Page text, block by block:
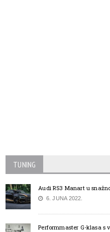
TUNING
Audi RS3 Manart u
6. JUNA 2022.
Performmaster G-klasa s